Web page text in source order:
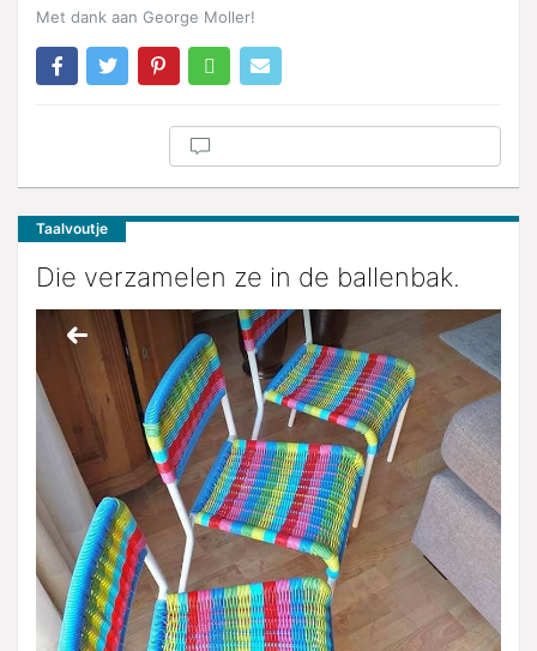
Met dank aan George Moller!
Taalvoutje
Die verzamelen ze in de ballenbak.